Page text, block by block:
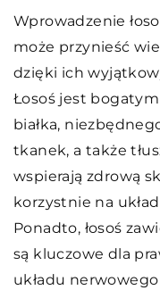
Wprowadzenie
może przynieść
dzięki ich
Łosoś jest
białka,
tkanek, a także
wspierają zdrową
korzystnie na
Ponadto, łosoś
są kluczowe dla
układu